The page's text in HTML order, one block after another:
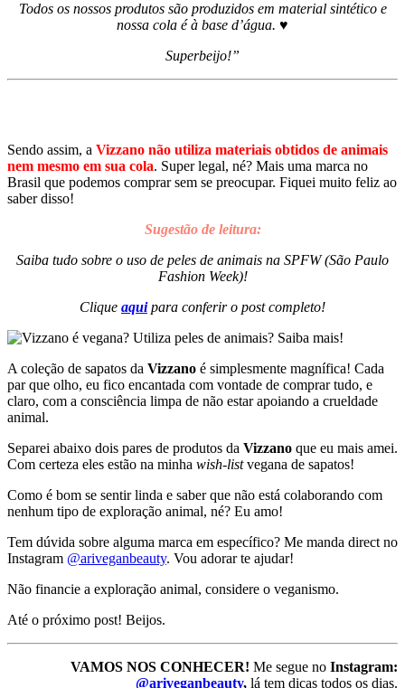
Todos os nossos produtos são produzidos em material sintético e
nossa cola é à base d’água. ♥
Superbeijo!”
Sendo assim, a Vizzano não utiliza materiais obtidos de animais
nem mesmo em sua cola. Super legal, né? Mais uma marca no
Brasil que podemos comprar sem se preocupar. Fiquei muito feliz ao
saber disso!
Sugestão de leitura:
Saiba tudo sobre o uso de peles de animais na SPFW (São Paulo
Fashion Week)!
Clique aquipara conferir o post completo!
A coleção de sapatos da Vizzano é simplesmente magnífica! Cada
par que olho, eu fico encantada com vontade de comprar tudo, e
claro, com a consciência limpa de não estar apoiando a crueldade
animal.
Separei abaixo dois pares de produtos da Vizzano que eu mais amei.
Com certeza eles estão na minha wish-listvegana de sapatos!
Como é bom se sentir linda e saber que não está colaborando com
nenhum tipo de exploração animal, né? Eu amo!
Tem dúvida sobre alguma marca em específico? Me manda direct no
Instagram @ariveganbeauty. Vou adorar te ajudar!
Não financie a exploração animal, considere o veganismo.
Até o próximo post! Beijos.
VAMOS NOS CONHECER! Me segue no Instagram:
@ariveganbeauty, lá tem dicas todos os dias.